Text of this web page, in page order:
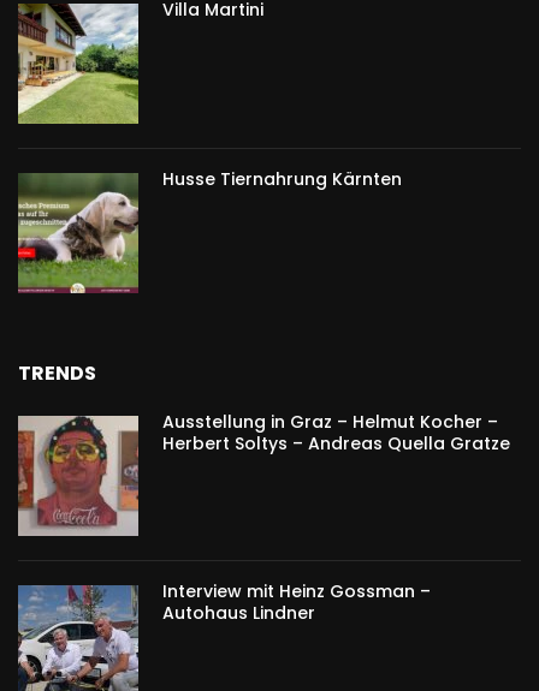
Villa Martini
Husse Tiernahrung Kärnten
TRENDS
Ausstellung in Graz – Helmut Kocher –
Herbert Soltys – Andreas Quella Gratze
Interview mit Heinz Gossman –
Autohaus Lindner